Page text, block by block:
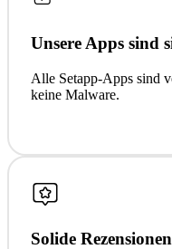
Unsere Apps sind
Alle Setapp-Apps sind
keine Malware.
Solide Rezensionen